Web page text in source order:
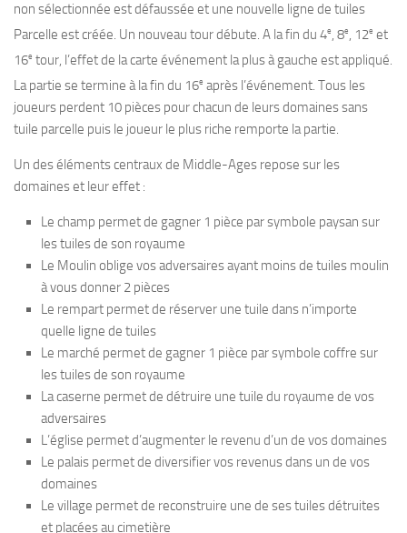
non sélectionnée est défaussée et une nouvelle ligne de tuiles
Parcelle est créée. Un nouveau tour débute. A la fin du 4e, 8e, 12e et
16e tour, l’effet de la carte événement la plus à gauche est appliqué.
La partie se termine à la fin du 16e après l’événement. Tous les
joueurs perdent 10 pièces pour chacun de leurs domaines sans
tuile parcelle puis le joueur le plus riche remporte la partie.
Un des éléments centraux de Middle-Ages repose sur les
domaines et leur effet :
Le champ permet de gagner 1 pièce par symbole paysan sur
les tuiles de son royaume
Le Moulin oblige vos adversaires ayant moins de tuiles moulin
à vous donner 2 pièces
Le rempart permet de réserver une tuile dans n’importe
quelle ligne de tuiles
Le marché permet de gagner 1 pièce par symbole coffre sur
les tuiles de son royaume
La caserne permet de détruire une tuile du royaume de vos
adversaires
L’église permet d’augmenter le revenu d’un de vos domaines
Le palais permet de diversifier vos revenus dans un de vos
domaines
Le village permet de reconstruire une de ses tuiles détruites
et placées au cimetière